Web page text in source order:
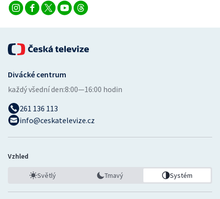
Divácké centrum
každý všední den:8:00—16:00 hodin
261 136 113
info@ceskatelevize.cz
Vzhled
Světlý Tmavý Systém